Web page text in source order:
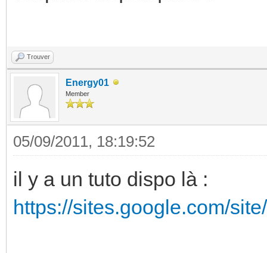
Trouver
Energy01
Member
05/09/2011, 18:19:52
il y a un tuto dispo là :
https://sites.google.com/